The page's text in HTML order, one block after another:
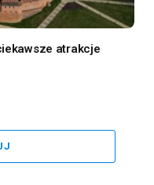
atrakcje